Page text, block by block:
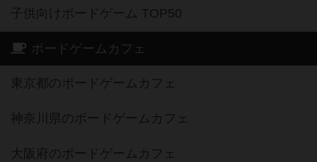
子供向けボードゲーム TOP50
ボードゲームカフェ
東京都のボードゲームカフェ
神奈川県のボードゲームカフェ
大阪府のボードゲームカフェ